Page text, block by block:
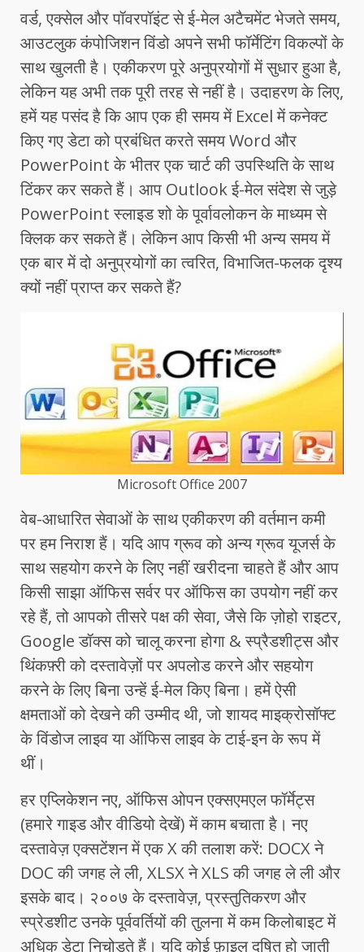
वर्ड, एक्सेल और पॉवरपॉइंट से ई-मेल अटैचमेंट भेजते समय,
आउटलुक कंपोजिशन विंडो अपने सभी फॉर्मेटिंग विकल्पों के
साथ खुलती है। एकीकरण पूरे अनुप्रयोगों में सुधार हुआ है,
लेकिन यह अभी तक पूरी तरह से नहीं है। उदाहरण के लिए,
हमें यह पसंद है कि आप एक ही समय में Excel में कनेक्ट
किए गए डेटा को प्रबंधित करते समय Word और
PowerPoint के भीतर एक चार्ट की उपस्थिति के साथ
टिंकर कर सकते हैं। आप Outlook ई-मेल संदेश से जुड़े
PowerPoint स्लाइड शो के पूर्वावलोकन के माध्यम से
क्लिक कर सकते हैं। लेकिन आप किसी भी अन्य समय में
एक बार में दो अनुप्रयोगों का त्वरित, विभाजित-फलक दृश्य
क्यों नहीं प्राप्त कर सकते हैं?
Microsoft Office 2007
वेब-आधारित सेवाओं के साथ एकीकरण की वर्तमान कमी
पर हम निराश हैं। यदि आप ग्रूव को अन्य ग्रूव यूजर्स के
साथ सहयोग करने के लिए नहीं खरीदना चाहते हैं और आप
किसी साझा ऑफिस सर्वर पर ऑफिस का उपयोग नहीं कर
रहे हैं, तो आपको तीसरे पक्ष की सेवा, जैसे कि ज़ोहो राइटर,
Google डॉक्स को चालू करना होगा & स्प्रैडशीट्स और
थिंकफ़्री को दस्तावेज़ों पर अपलोड करने और सहयोग
करने के लिए बिना उन्हें ई-मेल किए बिना। हमें ऐसी
क्षमताओं को देखने की उम्मीद थी, जो शायद माइक्रोसॉफ्ट
के विंडोज लाइव या ऑफिस लाइव के टाई-इन के रूप में
थीं।
हर एप्लिकेशन नए, ऑफिस ओपन एक्सएमएल फॉर्मेट्स
(हमारे गाइड और वीडियो देखें) में काम बचाता है। नए
दस्तावेज़ एक्सटेंशन में एक X की तलाश करें: DOCX ने
DOC की जगह ले ली, XLSX ने XLS की जगह ले ली और
इसके बाद। २००७ के दस्तावेज़, प्रस्तुतिकरण और
स्प्रेडशीट उनके पूर्ववर्तियों की तुलना में कम किलोबाइट में
अधिक डेटा निचोड़ते हैं। यदि कोई फ़ाइल दूषित हो जाती